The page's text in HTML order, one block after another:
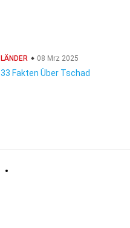
LÄNDER 08 Mrz 2025
33 Fakten Über Tschad